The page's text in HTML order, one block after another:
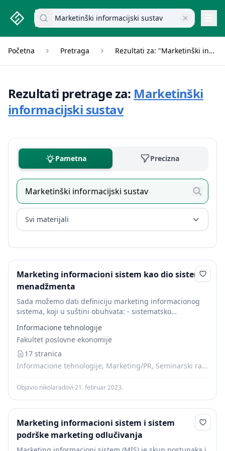
studenti.rs home page
Pretraži dokumente
Početna Pretraga Rezultati za: "Marketinški informacijski sustav"
Rezultati pretrage za: Marketinški
informacijski sustav
Pametna Precizna
Svi materijali
Marketing informacioni sistem kao dio sistema
menadžmenta
Sada možemo dati definiciju marketing informacionog
sistema, koji u suštini obuhvata: - sistematsko
marketing politike, unutar preduzeća i izvan njega
(okruženje preduzeća);► analizu i...
Informacione tehnologije
Fakultet poslovne ekonomije
17 stranica
Informacione tehnologije, Marketing/PR, Seminarski radovi
Objavio nikolaradovi·21. februar 2023.
Marketing informacioni sistem i sistem
podrške marketing odlučivanja